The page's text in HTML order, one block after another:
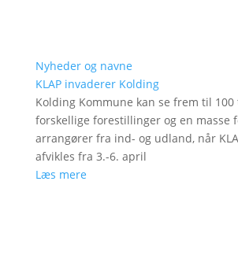
Nyheder og navne
KLAP invaderer Kolding
Kolding Kommune kan se frem til
forskellige forestillinger og en masse
arrangører fra ind- og udland, når
afvikles fra 3.-6. april
Læs mere